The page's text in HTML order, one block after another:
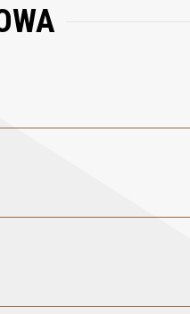
żel do mycia rąk i ciała,